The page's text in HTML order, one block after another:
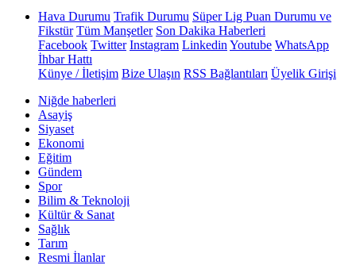
Hava Durumu Trafik Durumu Süper Lig Puan Durumu ve
Fikstür Tüm Manşetler Son Dakika Haberleri
Facebook Twitter Instagram Linkedin Youtube WhatsApp
İhbar Hattı
Künye / İletişim Bize Ulaşın RSS Bağlantıları Üyelik Girişi
Niğde haberleri
Asayiş
Siyaset
Ekonomi
Eğitim
Gündem
Spor
Bilim & Teknoloji
Kültür & Sanat
Sağlık
Tarım
Resmi İlanlar